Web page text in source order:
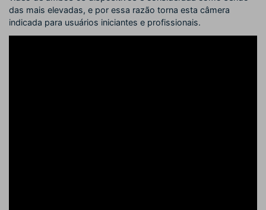
das mais elevadas, e por essa razão torna esta câmera
indicada para usuários iniciantes e profissionais.